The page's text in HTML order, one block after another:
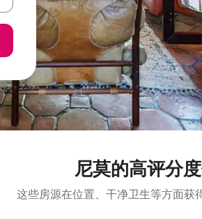
尼莫的高评分
这些房源在位置、干净卫生等方面获